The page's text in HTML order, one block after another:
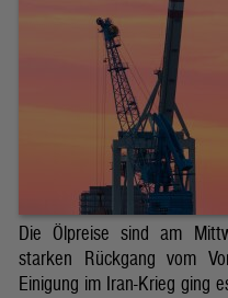
Die Ölpreise sind am
starken Rückgang vom
Einigung im Iran-Krieg ging